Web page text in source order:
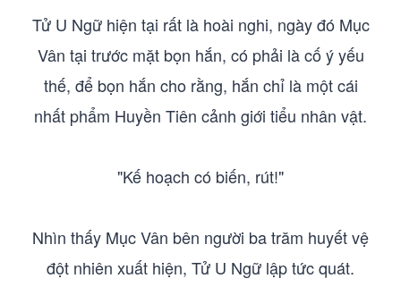
Tử U Ngữ hiện tại rất là hoài nghi, ngày đó Mục
Vân tại trước mặt bọn hắn, có phải là cố ý yếu
thế, để bọn hắn cho rằng, hắn chỉ là một cái
nhất phẩm Huyền Tiên cảnh giới tiểu nhân vật.
"Kế hoạch có biến, rút!"
Nhìn thấy Mục Vân bên người ba trăm huyết vệ
đột nhiên xuất hiện, Tử U Ngữ lập tức quát.